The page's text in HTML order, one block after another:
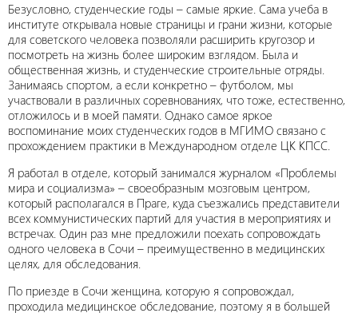
Безусловно, студенческие годы – самые яркие. Сама учеба в
институте открывала новые страницы и грани жизни, которые
для советского человека позволяли расширить кругозор и
посмотреть на жизнь более широким взглядом. Была и
общественная жизнь, и студенческие строительные отряды.
Занимаясь спортом, а если конкретно – футболом, мы
участвовали в различных соревнованиях, что тоже, естественно,
отложилось и в моей памяти. Однако самое яркое
воспоминание моих студенческих годов в МГИМО связано с
прохождением практики в Международном отделе ЦК КПСС.
Я работал в отделе, который занимался журналом «Проблемы
мира и социализма» – своеобразным мозговым центром,
который располагался в Праге, куда съезжались представители
всех коммунистических партий для участия в мероприятиях и
встречах. Один раз мне предложили поехать сопровождать
одного человека в Сочи – преимущественно в медицинских
целях, для обследования.
По приезде в Сочи женщина, которую я сопровождал,
проходила медицинское обследование, поэтому я в большей